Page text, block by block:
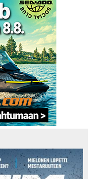
JA